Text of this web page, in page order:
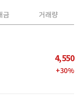
금 거래량
4,550
+30%